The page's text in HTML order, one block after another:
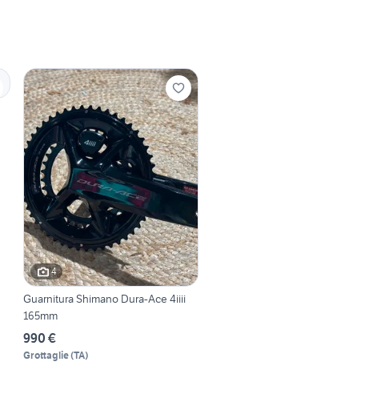
4
Guarnitura Shimano Dura-Ace 4iiii
165mm
990 €
Grottaglie(TA)